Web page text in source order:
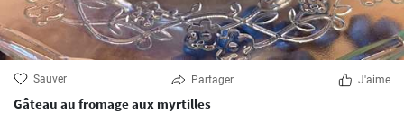
Sauver Partager J'aime
Gâteau au fromage aux myrtilles